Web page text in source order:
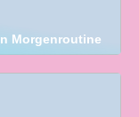
Morgenroutine